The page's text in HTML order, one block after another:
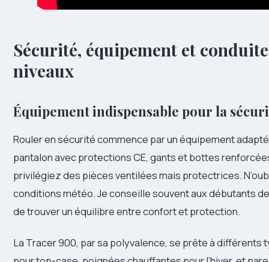
Sécurité, équipement et
niveaux
Équipement indispensable pour la
Rouler en sécurité commence par un équipement
pantalon avec protections CE, gants et bottes
privilégiez des pièces ventilées mais protectrices.
conditions météo. Je conseille souvent aux débutants
de trouver un équilibre entre confort et protection.
La Tracer 900, par sa polyvalence, se prête à